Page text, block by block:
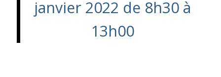
janvier 2022 de 8h30 à
13h00